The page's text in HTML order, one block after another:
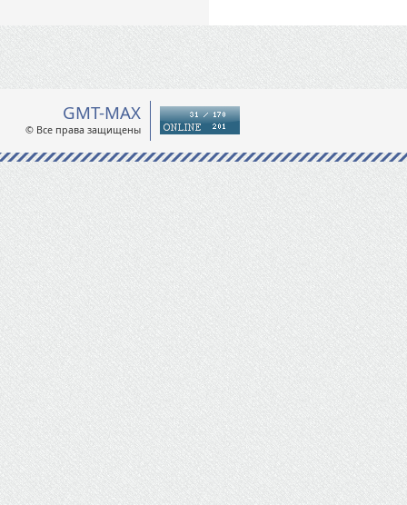
GMT-MAX
© Все права защищены